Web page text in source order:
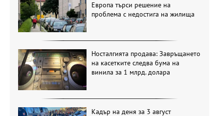
Европа търси решение на
проблема с недостига на жилища
Носталгията продава: Завръщането
на касетките следва бума на
винила за 1 млрд. долара
Кадър на деня за 3 август